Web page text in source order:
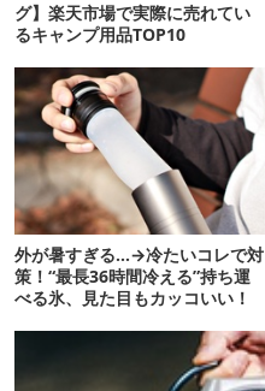
グ】楽天市場で実際に売れてい
るキャンプ用品TOP10
外が暑すぎる…→冷たいコレで対
策！“最長36時間冷える”持ち運
べる氷、見た目もカッコいい！